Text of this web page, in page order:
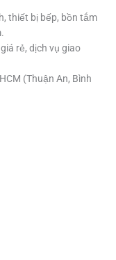
thiết bị bếp, bồn tắm
rẻ, dịch vụ giao
(Thuận An, Bình